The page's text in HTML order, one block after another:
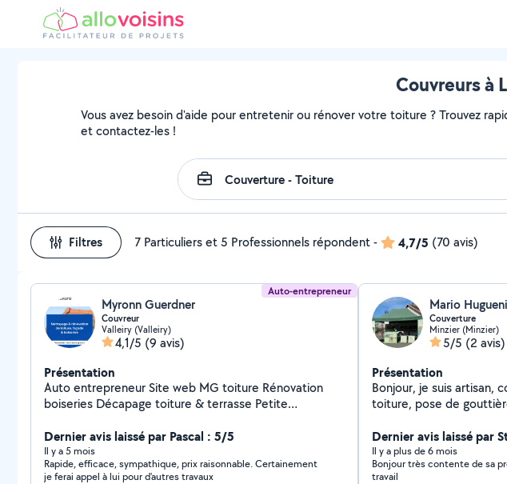
Couvreurs à
Vous avez besoin d'aide pour entretenir ou rénover votre toiture ? Trouvez
et contactez-les !
Filtres 7 Particuliers et 5 Professionnels répondent- 4,7/5 (70 avis)
Auto-entrepreneur
Myronn Guerdner
Couvreur
Valleiry (Valleiry)
4,1/5 (9 avis)
Présentation
Auto entrepreneur Site web MG toiture Rénovation
boiseries Décapage toiture & terrasse Petite
Dernier avis laissé par Pascal : 5/5
Il y a 5 mois
Rapide, efficace, sympathique, prix raisonnable. Certainement
je ferai appel à lui pour d'autres travaux
Couverture
Minzier (Minzier)
5/5 (2 avis)
Présentation
Bonjour, je suis artisan,
toiture, pose de
Moussages et
Karcher
Dernier avis laissé par
Il y a plus de 6 mois
Bonjour très contente de sa
travail